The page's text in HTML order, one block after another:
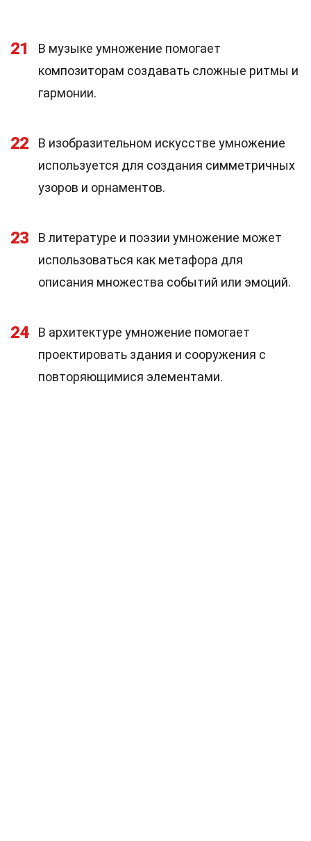
21
В музыке умножение помогает
композиторам создавать сложные ритмы и
гармонии.
22
В изобразительном искусстве умножение
используется для создания симметричных
узоров и орнаментов.
23
В литературе и поэзии умножение может
использоваться как метафора для
описания множества событий или эмоций.
24
В архитектуре умножение помогает
проектировать здания и сооружения с
повторяющимися элементами.